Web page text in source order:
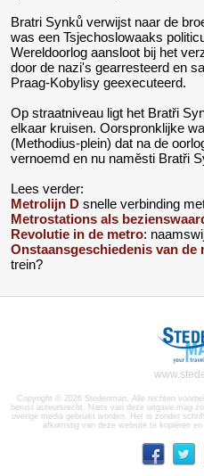
Bratri Synků verwijst naar de
was een Tsjechoslowaaks
Wereldoorlog aansloot bij het
door de nazi's gearresteerd en
Praag-Kobylisy geexecuteerd.
Op straatniveau ligt het Bratři
elkaar kruisen. Oorspronklijke
(Methodius-plein) dat na de
vernoemd en nu naměsti Bratři
Lees verder:
Metrolijn D snelle verbinding
Metrostations als
Revolutie in de metro:
Onstaansgeschiedenis van de
trein?
Copyright © 2026 Stedenman. Alle rechten
berust auteursrecht. Niets van deze uitgave mag
overige media gebruikt worden. Het is zonder
afkomstig van deze website te kopiëren